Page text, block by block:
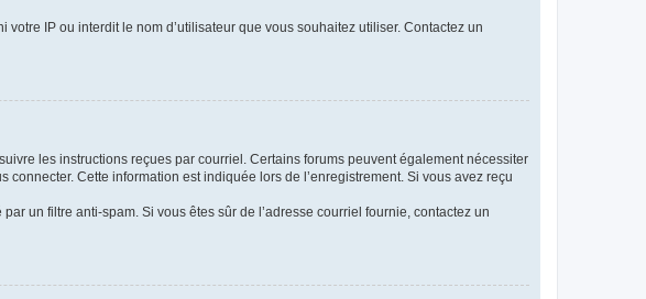
IP ou interdit le nom d’utilisateur que vous souhaitez utiliser. Contactez un
les instructions reçues par courriel. Certains forums peuvent également nécessiter
Cette information est indiquée lors de l’enregistrement. Si vous avez reçu
un filtre anti-spam. Si vous êtes sûr de l’adresse courriel fournie, contactez un